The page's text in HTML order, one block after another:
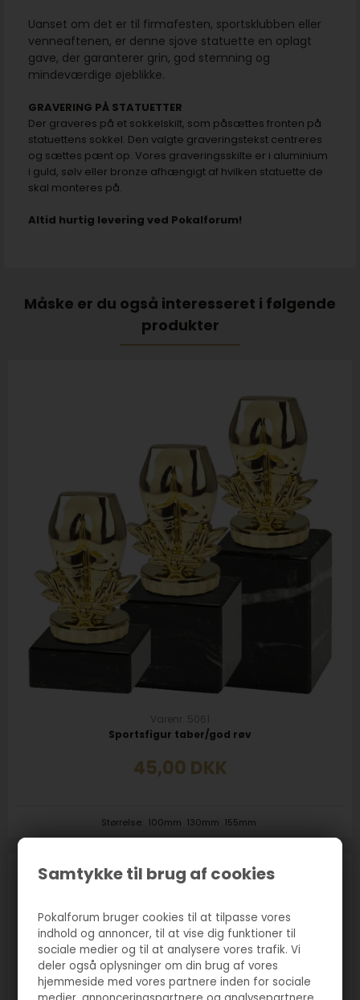
Samtykke til brug af cookies
Pokalforum bruger cookies til at tilpasse vores
indhold og annoncer, til at vise dig funktioner til
sociale medier og til at analysere vores trafik. Vi
deler også oplysninger om din brug af vores
hjemmeside med vores partnere inden for sociale
Uanset om det er til firmafesten, sportsklubben eller
venneaftenen, er denne sjove statuette en oplagt
gave, der garanterer grin, god stemning og
mindeværdige øjeblikke.
GRAVERING PÅ STATUETTER
Der graveres på et sokkelskilt, som påsættes fronten på
statuettens sokkel. Den valgte graveringstekst centreres
og sættes pænt op. Vores graveringsskilte er i aluminium
i guld, sølv eller bronze afhængigt af hvilken statuette de
skal monteres på.
Altid hurtig levering ved Pokalforum!
Måske er du også interesseret i følgende
produkter
Varenr. 5061
Sportsfigur taber/god røv
45,00 DKK
Størrelse: 100mm 130mm 155mm